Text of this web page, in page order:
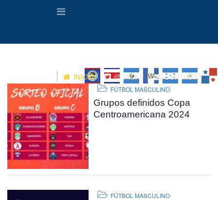
INICIO @UNCAF CONTACTO
FÚTBOL MASCULINO
Grupos definidos Copa
Centroamericana 2024
FÚTBOL MASCULINO